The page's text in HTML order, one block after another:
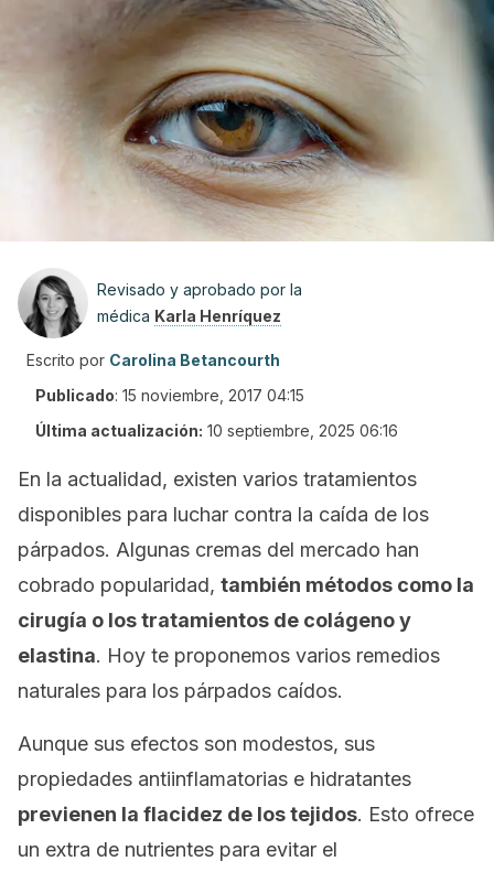
Revisado y aprobado por la
médica Karla Henríquez
Escrito por Carolina Betancourth
Publicado: 15 noviembre, 2017 04:15
Última actualización: 10 septiembre, 2025 06:16
En la actualidad, existen varios tratamientos
disponibles para luchar contra la caída de los
párpados. Algunas cremas del mercado han
cobrado popularidad, también métodos como la
cirugía o los tratamientos de colágeno y
elastina. Hoy te proponemos varios remedios
naturales para los párpados caídos.
Aunque sus efectos son modestos, sus
propiedades antiinflamatorias e hidratantes
previenen la flacidez de los tejidos. Esto ofrece
un extra de nutrientes para evitar el